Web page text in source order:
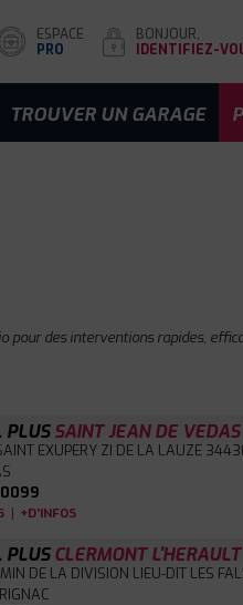
ESPACE
PRO
BONJOUR,
IDENTIFIEZ-
TROUVER UN GARAGE
pour des interventions rapides,
PLUSSAINT JEAN DE VEDAS
EXUPERY ZI DE LA LAUZE
| +D'INFOS
PLUSCLERMONT L'HERAULT
DE LA DIVISION LIEU-DIT LES